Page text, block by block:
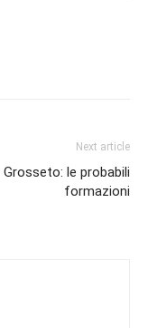
Next article
Grosseto: le probabili
formazioni